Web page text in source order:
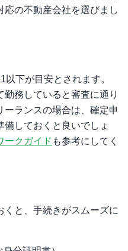
応の不動産会社を選びまし
下が目安とされます。
務していると審査に通り
ランスの場合は、確定申
しておくと良いでしょ
ークガイド も参考にしてく
くと、手続きがスムーズに